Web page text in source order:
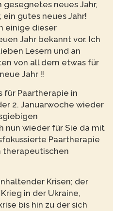
gesegnetes neues Jahr,
ein gutes neues Jahr!
einige dieser
Jahr bekannt vor. Ich
Lesern und an
von all dem etwas für
Jahr !!
für Paartherapie in
2. Januarwoche wieder
nun wieder für Sie da mit
Paartherapie
therapeutischen
Krisen; der
in der Ukraine,
bis hin zu der sich